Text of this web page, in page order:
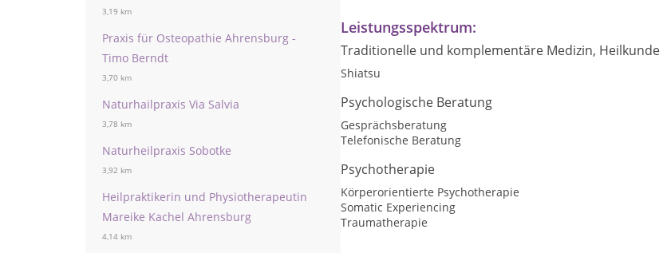
3,19 km
Praxis für Osteopathie Ahrensburg -
Timo Berndt
3,70 km
Naturhailpraxis Via Salvia
3,78 km
Naturheilpraxis Sobotke
3,92 km
Heilpraktikerin und Physiotherapeutin
Mareike Kachel Ahrensburg
4,14 km
Leistungsspektrum:
Traditionelle und komplementäre Medizin, Heilkunde
Shiatsu
Psychologische Beratung
Gesprächsberatung
Telefonische Beratung
Psychotherapie
Körperorientierte Psychotherapie
Somatic Experiencing
Traumatherapie